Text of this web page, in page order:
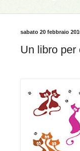
sabato 20 febbraio
Un libro per